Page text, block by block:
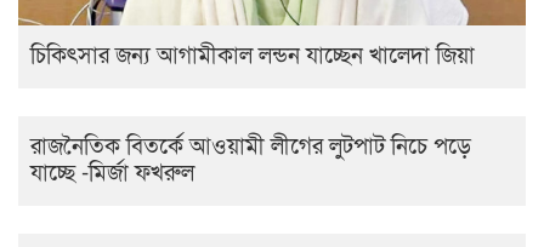
চিকিৎসার জন্য আগামীকাল লন্ডন যাচ্ছেন খালেদা জিয়া
রাজনৈতিক বিতর্কে আওয়ামী লীগের লুটপাট নিচে পড়ে
যাচ্ছে -মির্জা ফখরুল